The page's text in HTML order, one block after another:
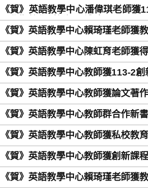
《賀》英語教學中心潘偉琪老師獲
一學期教學創新課程補助
《賀》英語教學中心賴琦瑾老師獲
《賀》英語教學中心陳虹育老師獲
《賀》英語教學中心教師獲113-2
《賀》英語教學中心教師獲論文著
《賀》英語教學中心教師群合作新
《賀》英語教學中心教師獲私校教
《賀》英語教學中心教師獲創新課
《賀》英語教學中心賴琦瑾老師獲